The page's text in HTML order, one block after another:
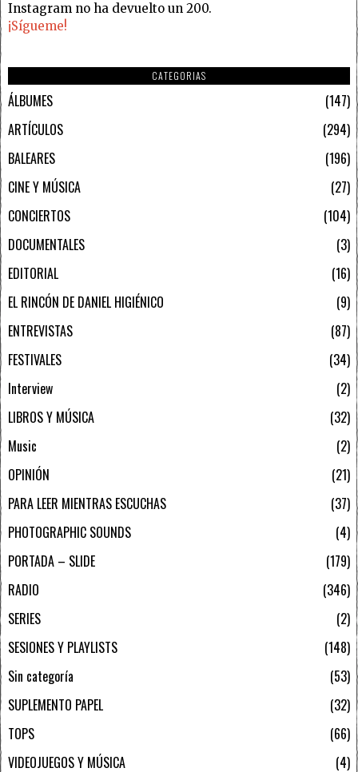
Instagram no ha devuelto un 200.
¡Sígueme!
CATEGORIAS
ÁLBUMES
147
ARTÍCULOS
294
BALEARES
196
CINE Y MÚSICA
27
CONCIERTOS
104
DOCUMENTALES
3
EDITORIAL
16
EL RINCÓN DE DANIEL HIGIÉNICO
9
ENTREVISTAS
87
FESTIVALES
34
Interview
2
LIBROS Y MÚSICA
32
Music
2
OPINIÓN
21
PARA LEER MIENTRAS ESCUCHAS
37
PHOTOGRAPHIC SOUNDS
4
PORTADA – SLIDE
179
RADIO
346
SERIES
2
SESIONES Y PLAYLISTS
148
Sin categoría
53
SUPLEMENTO PAPEL
32
TOPS
66
VIDEOJUEGOS Y MÚSICA
4